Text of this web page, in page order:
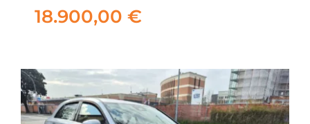
18.900,00 €